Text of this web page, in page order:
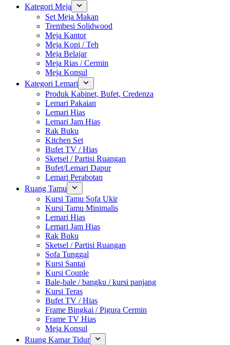
Kategori Meja
Set Meja Makan
Trembesi Solidwood
Meja Kantor
Meja Kopi / Teh
Meja Belajar
Meja Rias / Cermin
Meja Konsul
Kategori Lemari
Produk Kabinet, Bufet, Credenza
Lemari Pakaian
Lemari Hias
Lemari Jam Hias
Rak Buku
Kitchen Set
Bufet TV / Hias
Sketsel / Partisi Ruangan
Bufet/Lemari Dapur
Lemari Perabotan
Ruang Tamu
Kursi Tamu Sofa Ukir
Kursi Tamu Minimalis
Lemari Hias
Lemari Jam Hias
Rak Buku
Sketsel / Partisi Ruangan
Sofa Tunggal
Kursi Santai
Kursi Couple
Bale-bale / bangku / kursi panjang
Kursi Teras
Bufet TV / Hias
Frame Bingkai / Pigura Cermin
Frame TV Hias
Meja Konsul
Ruang Kamar Tidur